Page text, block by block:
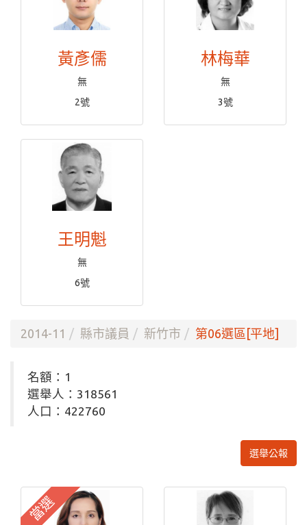
黃彥儒
無
2號
林梅華
無
3號
王明魁
無
6號
2014-11 縣市議員 新竹市 第06選區[平地]
名額：1
選舉人：318561
人口：422760
選舉公報
當選